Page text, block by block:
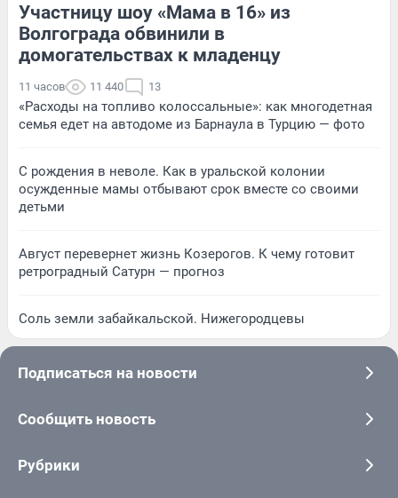
Участницу шоу «Мама в 16» из
Волгограда обвинили в
домогательствах к младенцу
11 часов 11 440 13
«Расходы на топливо колоссальные»: как многодетная
семья едет на автодоме из Барнаула в Турцию — фото
С рождения в неволе. Как в уральской колонии
осужденные мамы отбывают срок вместе со своими
детьми
Август перевернет жизнь Козерогов. К чему готовит
ретроградный Сатурн — прогноз
Соль земли забайкальской. Нижегородцевы
Подписаться на новости
Сообщить новость
Рубрики